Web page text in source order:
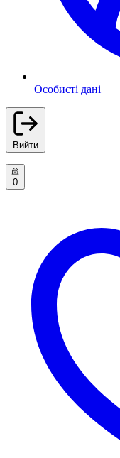
Особисті дані
Вийти
0